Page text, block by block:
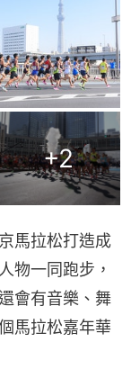
+2
馬拉松打造成
物一同跑步，
會有音樂、舞
馬拉松嘉年華